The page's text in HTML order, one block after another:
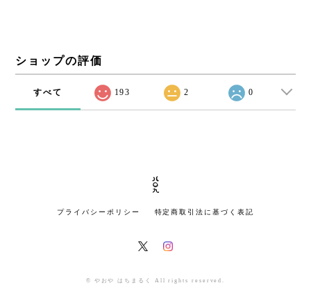
ショップの評価
すべて 193 2 0
プライバシーポリシー 特定商取引法に基づく表記
© やおや はちまるく All rights reserved.